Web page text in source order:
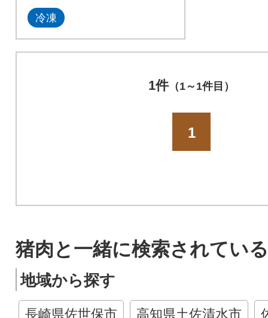
冷凍
1件（1～1件目）
1
猪肉と一緒に検索されてい
地域から探す
長崎県佐世保市 高知県土佐清水市